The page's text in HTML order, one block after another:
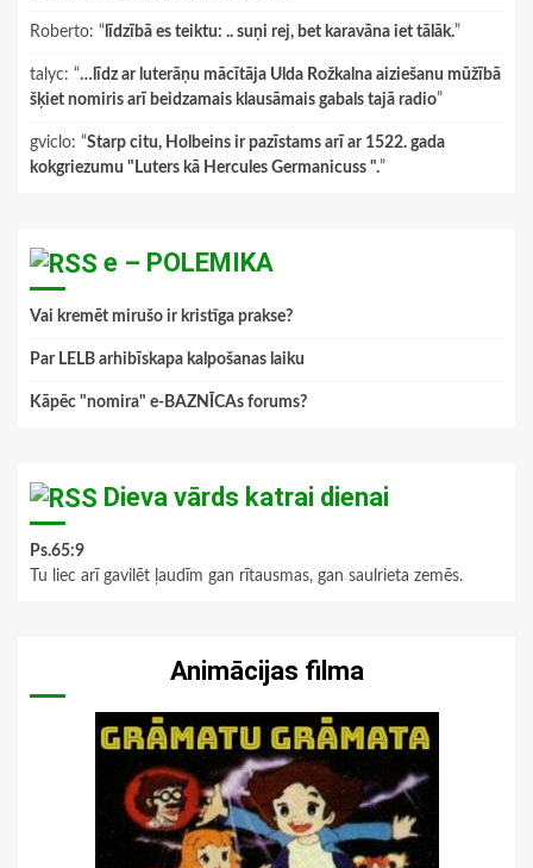
Roberto: “ līdzībā es teiktu: .. suņi rej, bet karavāna iet tālāk.”
talyc: “…līdz ar luterāņu mācītāja Ulda Rožkalna aiziešanu mūžībā
šķiet nomiris arī beidzamais klausāmais gabals tajā radio”
gviclo: “Starp citu, Holbeins ir pazīstams arī ar 1522. gada
kokgriezumu "Luters kā Hercules Germanicuss ".”
e – POLEMIKA
Vai kremēt mirušo ir kristīga prakse?
Par LELB arhibīskapa kalpošanas laiku
Kāpēc "nomira" e-BAZNĪCAs forums?
Dieva vārds katrai dienai
Ps.65:9
Tu liec arī gavilēt ļaudīm gan rītausmas, gan saulrieta zemēs.
Animācijas filma